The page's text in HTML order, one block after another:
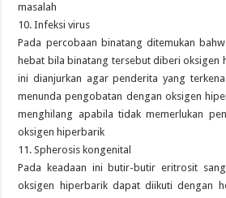
masalah
10. Infeksi virus
Pada percobaan binatang ditemukan
hebat bila binatang tersebut diberi oksigen
ini dianjurkan agar penderita yang
menunda pengobatan dengan oksigen
menghilang apabila tidak memerlukan
oksigen hiperbarik
11. Spherosis kongenital
Pada keadaan ini butir-butir eritrosit
oksigen hiperbarik dapat diikuti dengan